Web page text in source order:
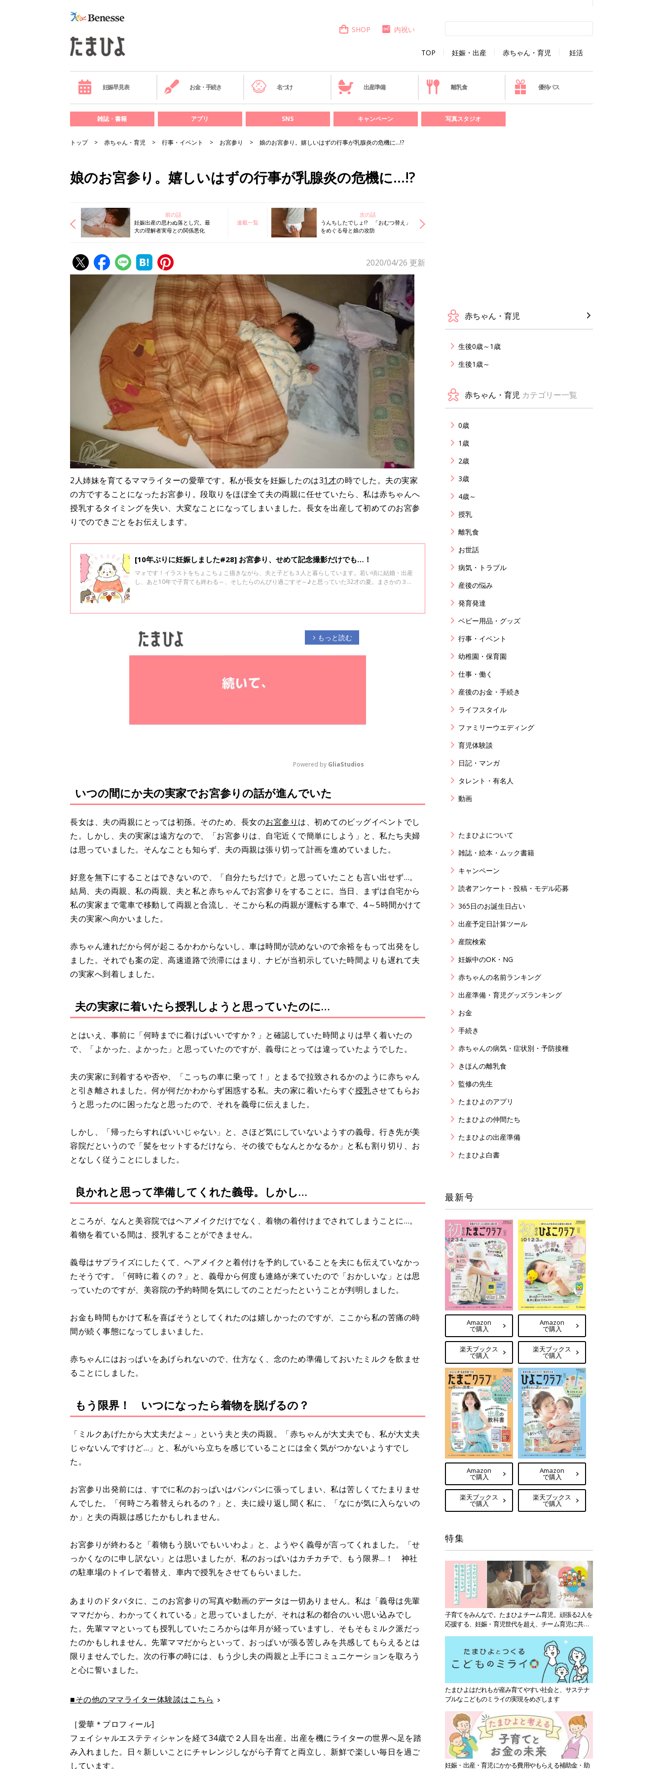
TOP 妊娠・出産 赤ちゃん・育児 妊活
SHOP 内祝い
妊娠早見表 お金・手続き 名づけ 出産準備 離乳食 優待パス
雑誌・書籍 アプリ SNS キャンペーン 写真スタジオ
トップ 赤ちゃん・育児 行事・イベント お宮参り 娘のお宮参り。嬉しいはずの行事が乳腺炎の危機に…!?
娘のお宮参り。嬉しいはずの行事が乳腺炎の危機に…!?
前の話
妊娠出産の思わぬ落とし穴。最
大の理解者実母との関係悪化
連載一覧
次の話
うんちしたでしょ!? 「おむつ替え」
をめぐる母と娘の攻防
2020/04/26 更新
2人姉妹を育てるママライターの愛華です。私が長女を妊娠したのは31才の時でした。夫の実家
の方ですることになったお宮参り。段取りをほぼ全て夫の両親に任せていたら、私は赤ちゃんへ
授乳するタイミングを失い、大変なことになってしまいました。長女を出産して初めてのお宮参
りでのできごとをお伝えします。
[10年ぶりに妊娠しました#28] お宮参り、せめて記念撮影だけでも…！
マォです！イラストをちょこちょこ描きながら、夫と子ども３人と暮らしています。若い頃に結婚・出産
し、あと10年で子育ても終わる～、そしたらのんびり過ごすぞ～♪と思っていた32才の夏。まさかの３人
arrow_forward_ios もっと読む
M
u
t
e
Powered by GliaStudios
いつの間にか夫の実家でお宮参りの話が進んでいた
長女は、夫の両親にとっては初孫。そのため、長女のお宮参り は、初めてのビッグイベントでし
た。しかし、夫の実家は遠方なので、「お宮参りは、自宅近くで簡単にしよう」と、私たち夫婦
は思っていました。そんなことも知らず、夫の両親は張り切って計画を進めていました。
好意を無下にすることはできないので、「自分たちだけで」と思っていたことも言い出せず…。
結局、夫の両親、私の両親、夫と私と赤ちゃんでお宮参りをすることに。当日、まずは自宅から
私の実家まで電車で移動して両親と合流し、そこから私の両親が運転する車で、4～5時間かけて
夫の実家へ向かいました。
赤ちゃん連れだから何が起こるかわからないし、車は時間が読めないので余裕をもって出発をし
ました。それでも案の定、高速道路で渋滞にはまり、ナビが当初示していた時間よりも遅れて夫
の実家へ到着しました。
夫の実家に着いたら授乳しようと思っていたのに…
とはいえ、事前に「何時までに着けばいいですか？」と確認していた時間よりは早く着いたの
で、「よかった、よかった」と思っていたのですが、義母にとっては違っていたようでした。
夫の実家に到着するや否や、「こっちの車に乗って！」とまるで拉致されるかのように赤ちゃん
と引き離されました。何が何だかわからず困惑する私。夫の家に着いたらすぐ授乳させてもらお
うと思ったのに困ったなと思ったので、それを義母に伝えました。
しかし、「帰ったらすればいいじゃない」と、さほど気にしていないようすの義母。行き先が美
容院だというので「髪をセットするだけなら、その後でもなんとかなるか」と私も割り切り、お
となしく従うことにしました。
良かれと思って準備してくれた義母。しかし…
ところが、なんと美容院ではヘアメイクだけでなく、着物の着付けまでされてしまうことに…。
着物を着ている間は、授乳することができません。
義母はサプライズにしたくて、ヘアメイクと着付けを予約していることを夫にも伝えていなかっ
たそうです。「何時に着くの？」と、義母から何度も連絡が来ていたので「おかしいな」とは思
っていたのですが、美容院の予約時間を気にしてのことだったということが判明しました。
お金も時間もかけて私を喜ばそうとしてくれたのは嬉しかったのですが、ここから私の苦痛の時
間が続く事態になってしまいました。
赤ちゃんにはおっぱいをあげられないので、仕方なく、念のため準備しておいたミルクを飲ませ
ることにしました。
もう限界！ いつになったら着物を脱げるの？
「ミルクあげたから大丈夫だよ～」という夫と夫の両親。「赤ちゃんが大丈夫でも、私が大丈夫
じゃないんですけど…」と、私がいら立ちを感じていることには全く気がつかないようすでし
た。
お宮参り出発前には、すでに私のおっぱいはパンパンに張ってしまい、私は苦しくてたまりませ
んでした。「何時ごろ着替えられるの？」と、夫に繰り返し聞く私に、「なにが気に入らないの
か」と夫の両親は感じたかもしれません。
お宮参りが終わると「着物もう脱いでもいいわよ」と、ようやく義母が言ってくれました。「せ
っかくなのに申し訳ない」とは思いましたが、私のおっぱいはカチカチで、もう限界…！ 神社
の駐車場のトイレで着替え、車内で授乳をさせてもらいました。
あまりのドタバタに、このお宮参りの写真や動画のデータは一切ありません。私は「義母は先輩
ママだから、わかってくれている」と思っていましたが、それは私の都合のいい思い込みでし
た。先輩ママといっても授乳していたころからは年月が経っていますし、そもそもミルク派だっ
たのかもしれません。先輩ママだからといって、おっぱいが張る苦しみを共感してもらえるとは
限りませんでした。次の行事の時には、もう少し夫の両親と上手にコミュニケーションを取ろう
と心に誓いました。
■その他のママライター体験談はこちら
［愛華＊プロフィール]
フェイシャルエステティシャンを経て34歳で２人目を出産。出産を機にライターの世界へ足を踏
み入れました。日々新しいことにチャレンジしながら子育てと両立し、新鮮で楽しい毎日を過ご
しています。
赤ちゃん・育児
生後0歳～1歳
生後1歳～
赤ちゃん・育児 カテゴリー一覧
0歳
1歳
2歳
3歳
4歳～
授乳
離乳食
お世話
病気・トラブル
産後の悩み
発育発達
ベビー用品・グッズ
行事・イベント
幼稚園・保育園
仕事・働く
産後のお金・手続き
ライフスタイル
ファミリーウエディング
育児体験談
日記・マンガ
タレント・有名人
動画
たまひよについて
雑誌・絵本・ムック書籍
キャンペーン
読者アンケート・投稿・モデル応募
365日のお誕生日占い
出産予定日計算ツール
産院検索
妊娠中のOK・NG
赤ちゃんの名前ランキング
出産準備・育児グッズランキング
お金
手続き
赤ちゃんの病気・症状別・予防接種
きほんの離乳食
監修の先生
たまひよのアプリ
たまひよの仲間たち
たまひよの出産準備
たまひよ白書
最新号
Amazon
で購入
楽天ブックス
で購入
Amazon
で購入
楽天ブックス
で購入
Amazon
で購入
楽天ブックス
で購入
Amazon
で購入
楽天ブックス
で購入
特集
子育てをみんなで。たまひよチーム育児。頑張る2人を
応援する、妊娠・育児世代を超え、チーム育児に共感
たまひよはだれもが産み育てやすい社会と、サステナ
ブルなこどものミライの実現をめざします
妊娠・出産・育児にかかる費用やもらえる補助金・助